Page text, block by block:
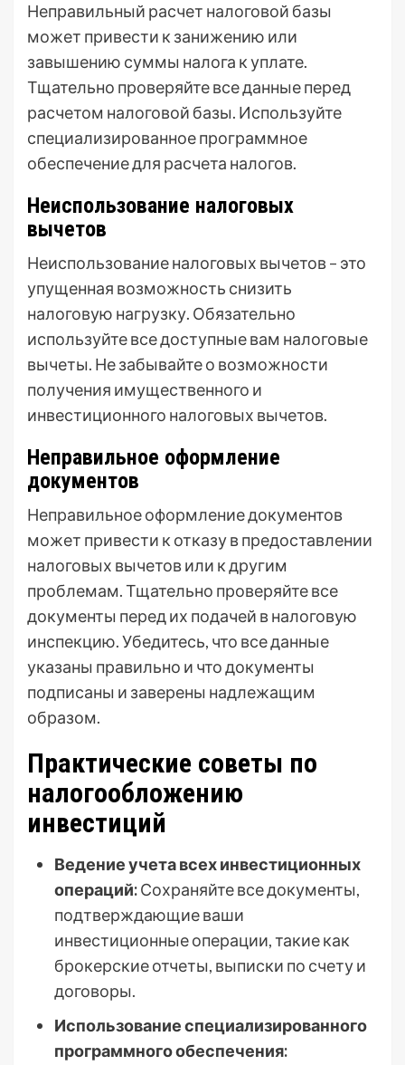
Неправильный расчет налоговой базы
может привести к занижению или
завышению суммы налога к уплате.
Тщательно проверяйте все данные перед
расчетом налоговой базы. Используйте
специализированное программное
обеспечение для расчета налогов.
Неиспользование налоговых
вычетов
Неиспользование налоговых вычетов – это
упущенная возможность снизить
налоговую нагрузку. Обязательно
используйте все доступные вам налоговые
вычеты. Не забывайте о возможности
получения имущественного и
инвестиционного налоговых вычетов.
Неправильное оформление
документов
Неправильное оформление документов
может привести к отказу в предоставлении
налоговых вычетов или к другим
проблемам. Тщательно проверяйте все
документы перед их подачей в налоговую
инспекцию. Убедитесь, что все данные
указаны правильно и что документы
подписаны и заверены надлежащим
образом.
Практические советы по
налогообложению
инвестиций
Ведение учета всех инвестиционных
операций:Сохраняйте все документы,
подтверждающие ваши
инвестиционные операции, такие как
брокерские отчеты, выписки по счету и
договоры.
Использование специализированного
программного обеспечения: